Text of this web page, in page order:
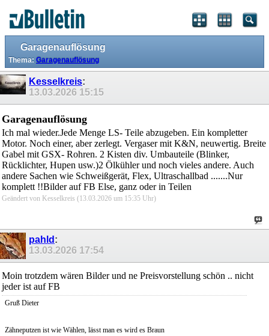
Garagenauflösung
Thema: Garagenauflösung
Kesselkreis:
13.03.2026 15:15
Garagenauflösung
Ich mal wieder.Jede Menge LS- Teile abzugeben. Ein kompletter
Motor. Noch einer, aber zerlegt. Vergaser mit K&N, neuwertig. Breite
Gabel mit GSX- Rohren. 2 Kisten div. Umbauteile (Blinker,
Rücklichter, Hupen usw.)2 Ölkühler und noch vieles andere. Auch
andere Sachen wie Schweißgerät, Flex, Ultraschallbad .......Nur
komplett !!Bilder auf FB Else, ganz oder in Teilen
Geändert von Kesselkreis (13.03.2026 um 15:35 Uhr)
pahld :
13.03.2026 17:54
Moin trotzdem wären Bilder und ne Preisvorstellung schön .. nicht
jeder ist auf FB
Gruß Dieter
Zähneputzen ist wie Wählen, lässt man es wird es Braun